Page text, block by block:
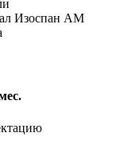
Изоспан АМ